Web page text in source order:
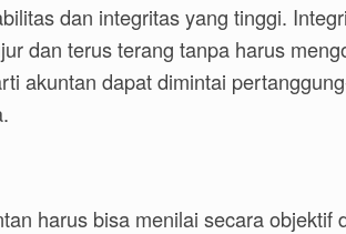
dan integritas yang tinggi.
dan terus terang tanpa harus
akuntan dapat dimintai
harus bisa menilai secara objektif